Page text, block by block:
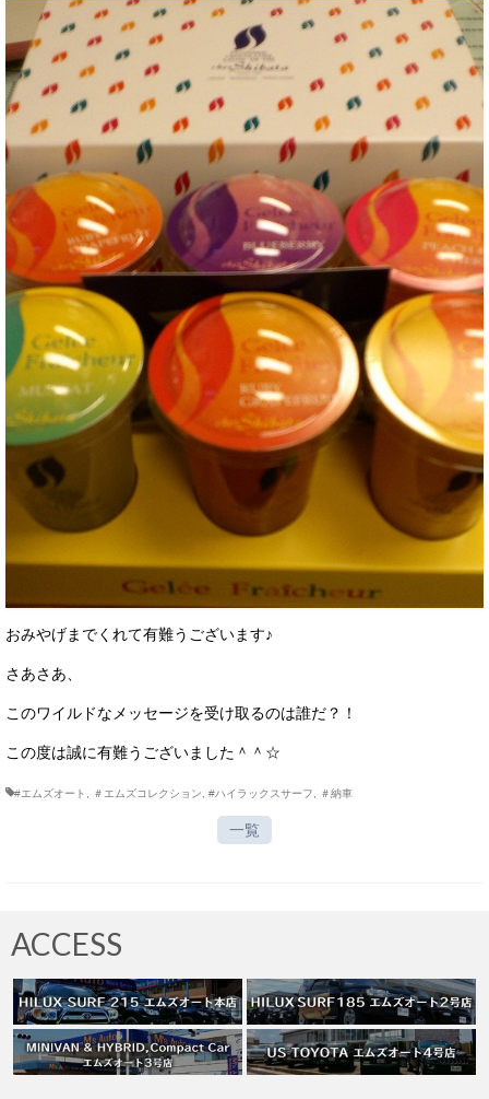
おみやげまでくれて有難うございます♪
さあさあ、
このワイルドなメッセージを受け取るのは誰だ？！
この度は誠に有難うございました＾＾☆
#エムズオート ＃エムズコレクション #ハイラックスサーフ ＃納車
一覧
ACCESS